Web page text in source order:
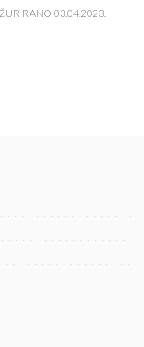
03.04.2023.